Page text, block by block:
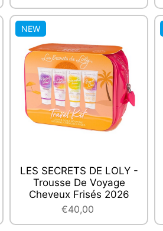
NEW
LES SECRETS DE LOLY -
Trousse De Voyage
Cheveux Frisés 2026
€40,00